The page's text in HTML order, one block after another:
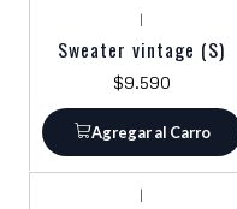
|
Sweater vintage (S)
$9.590
Agregar al Carro
|